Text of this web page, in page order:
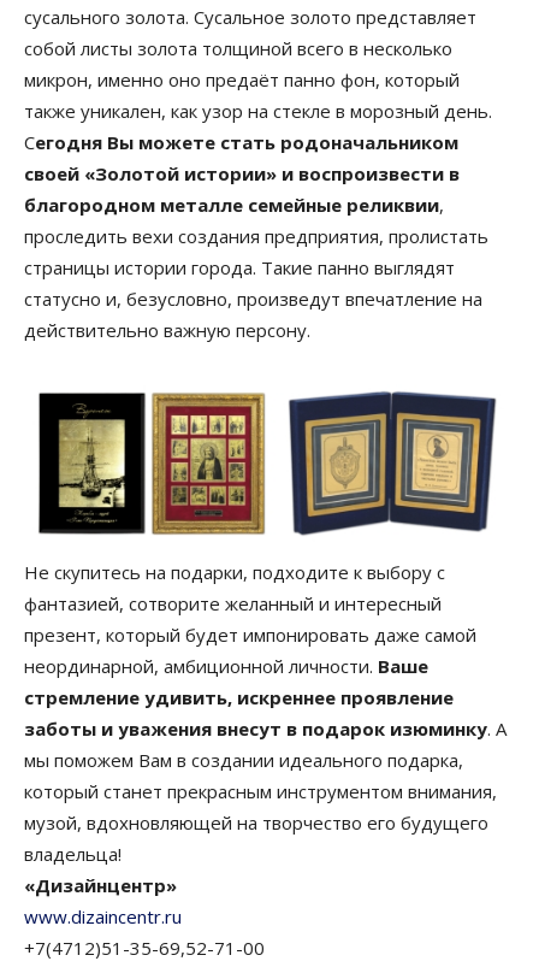
сусального золота. Сусальное золото представляет
собой листы золота толщиной всего в несколько
микрон, именно оно предаёт панно фон, который
также уникален, как узор на стекле в морозный день.
Сегодня Вы можете стать родоначальником
своей «Золотой истории» и воспроизвести в
благородном металле семейные реликвии,
проследить вехи создания предприятия, пролистать
страницы истории города. Такие панно выглядят
статусно и, безусловно, произведут впечатление на
действительно важную персону.
Не скупитесь на подарки, подходите к выбору с
фантазией, сотворите желанный и интересный
презент, который будет импонировать даже самой
неординарной, амбиционной личности. Ваше
стремление удивить, искреннее проявление
заботы и уважения внесут в подарок изюминку. А
мы поможем Вам в создании идеального подарка,
который станет прекрасным инструментом внимания,
музой, вдохновляющей на творчество его будущего
владельца!
«Дизайнцентр»
www.dizaincentr.ru
+7(4712)51-35-69,52-71-00